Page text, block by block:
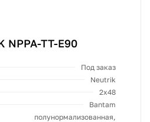
NPPA-TT-E90
Под заказ
Neutrik
2x48
Bantam
полунормализованная,